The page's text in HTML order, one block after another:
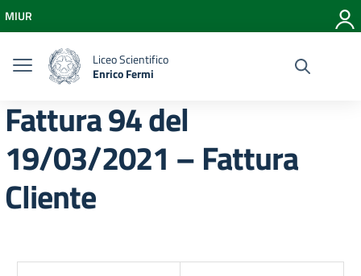
Vai al menu di navigazione
Vai al footer
MIUR
Liceo Scientifico
Enrico Fermi
Fattura 94 del
19/03/2021 – Fattura
Cliente